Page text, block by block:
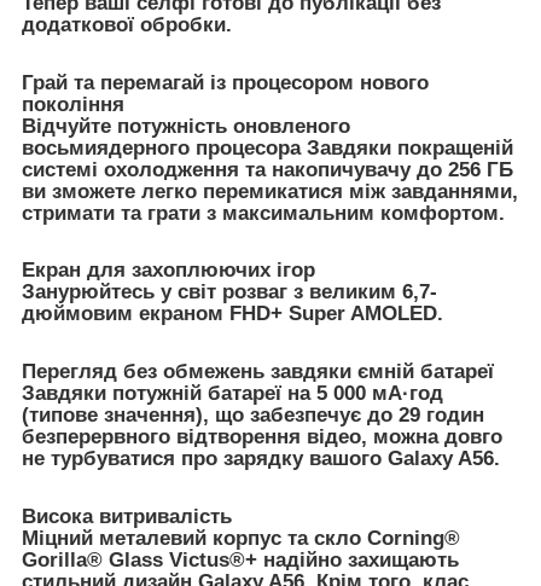
додаткової обробки.
Грай та перемагай із процесором нового
покоління
Відчуйте потужність оновленого
восьмиядерного процесора Завдяки покращеній
системі охолодження та накопичувачу до 256 ГБ
ви зможете легко перемикатися між завданнями,
стримати та грати з максимальним комфортом.
Екран для захоплюючих ігор
Занурюйтесь у світ розваг з великим 6,7-
дюймовим екраном FHD+ Super AMOLED.
Перегляд без обмежень завдяки ємній батареї
Завдяки потужній батареї на 5 000 мА·год
(типове значення), що забезпечує до 29 годин
безперервного відтворення відео, можна довго
не турбуватися про зарядку вашого Galaxy A56.
Висока витривалість
Міцний металевий корпус та скло Corning®
Gorilla® Glass Victus®+ надійно захищають